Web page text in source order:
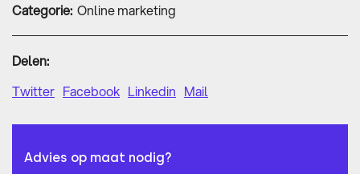
Categorie: Online marketing
Delen:
Twitter Facebook Linkedin Mail
Advies op maat nodig?